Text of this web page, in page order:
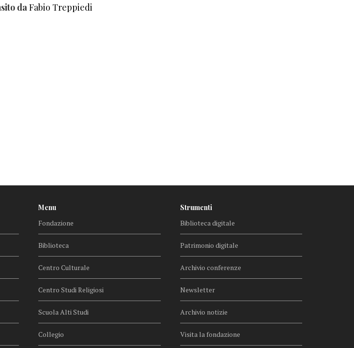
daFabio Treppiedi
Menu
Fondazione
Biblioteca
Centro Culturale
Centro Studi Religiosi
Scuola Alti Studi
Collegio
Strumenti
Biblioteca digitale
Patrimonio digitale
Archivio conferenze
Newsletter
Archivio notizie
Visita la fondazione